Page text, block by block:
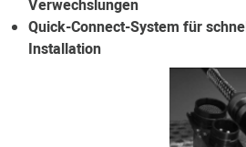
Verwechslungen
Quick-Connect-System für
Installation